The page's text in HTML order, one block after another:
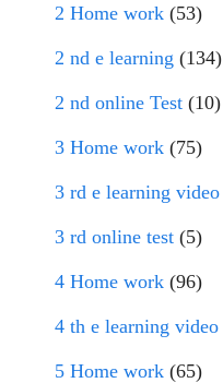
2 Home work (53)
2 nd e learning (134)
2 nd online Test (10)
3 Home work (75)
3 rd e learning video
3 rd online test (5)
4 Home work (96)
4 th e learning video
5 Home work (65)